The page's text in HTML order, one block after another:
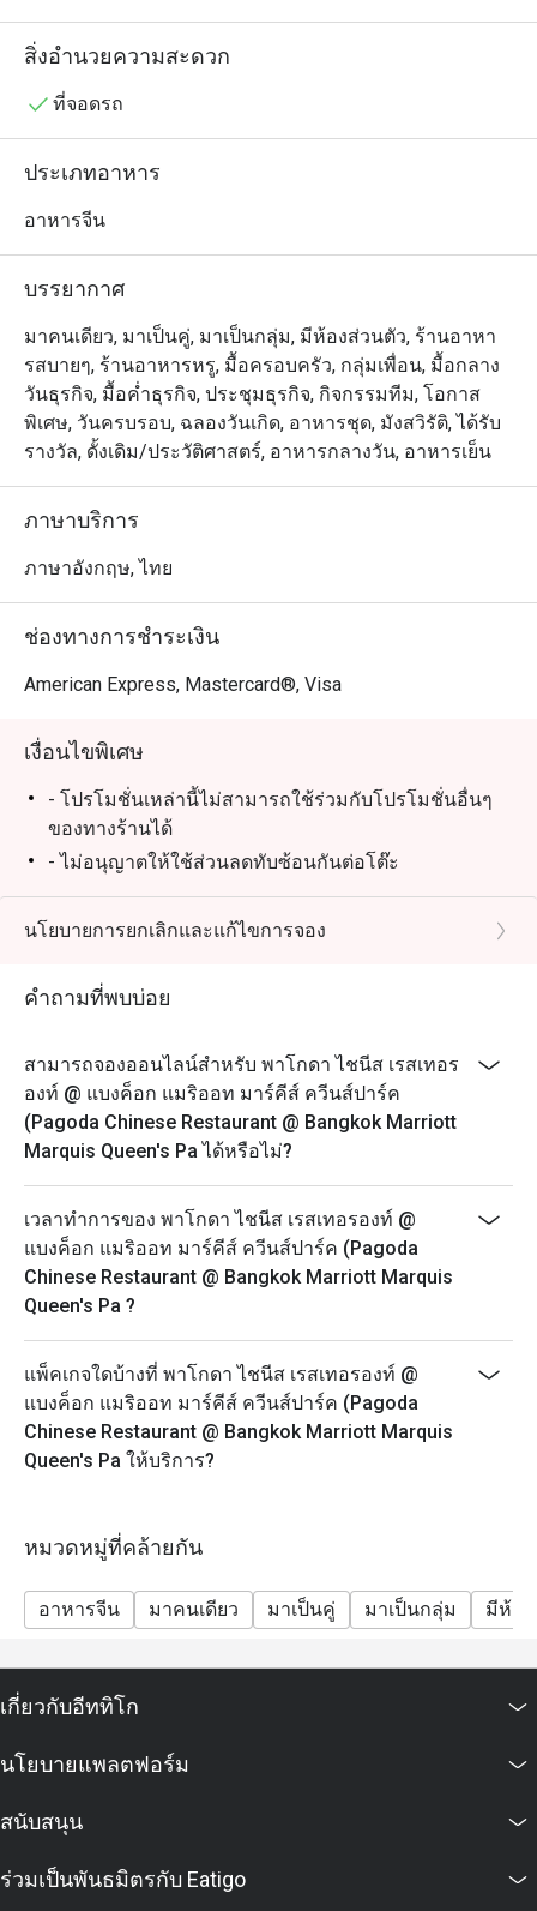
ตัวร้านเป็นห้องโถงโอ่อ่าสวยงามตกแต่งในสไตล์จีนร่วมสมัย
ประกอบด้วยโต๊ะกลมทั้งขนาดเล็กและใหญ่ อีกทั้งยังมีห้อง
หวัง เมนูของที่นี่ดูแลโดยทีมเชฟมากประสบการณ์ชาวจีน
จนถึงเป็ดปักกิ่งและอีกสารพัดจานซิกเนเจอร์สไตล์กวางตุ้ง
ขอทาน ซึ่งเป็นไก่ทั้งตัวหมักเครื่องเทศยัดไส้ในหมั่นโถวและ
สิ่งอำนวยความสะดวก
ที่จอดรถ
ประเภทอาหาร
อาหารจีน
บรรยากาศ
มาคนเดียว, มาเป็นคู่, มาเป็นกลุ่ม, มีห้องส่วนตัว, ร้านอาหา
รสบายๆ, ร้านอาหารหรู, มื้อครอบครัว, กลุ่มเพื่อน, มื้อกลาง
วันธุรกิจ, มื้อค่ำธุรกิจ, ประชุมธุรกิจ, กิจกรรมทีม, โอกาส
พิเศษ, วันครบรอบ, ฉลองวันเกิด, อาหารชุด, มังสวิรัติ, ได้รับ
รางวัล, ดั้งเดิม/ประวัติศาสตร์, อาหารกลางวัน, อาหารเย็น
ภาษาบริการ
ภาษาอังกฤษ, ไทย
ช่องทางการชำระเงิน
American Express, Mastercard®, Visa
เงื่อนไขพิเศษ
- โปรโมชั่นเหล่านี้ไม่สามารถใช้ร่วมกับโปรโมชั่นอื่นๆ
ของทางร้านได้
- ไม่อนุญาตให้ใช้ส่วนลดทับซ้อนกันต่อโต๊ะ
- โปรดมาถึงตรงเวลาเพื่อรับส่วนลดและที่นั่ง การจองของ
คุณจะถือว่าไม่สามารถใช้ได้หากคุณมาถึงก่อนเวลาหรือ
วันจันทร์ – อาทิตย์
17:30 – 21:30 น. – อาหารค่ำ* (รับออเดอร์สุดท้าย 21.30
น.)
นโยบายการยกเลิกและแก้ไขการจอง
คำถามที่พบบ่อย
สามารถจองออนไลน์สำหรับ พาโกดา ไชนีส เรสเทอร
องท์ @ แบงค็อก แมริออท มาร์คีส์ ควีนส์ปาร์ค
(Pagoda Chinese Restaurant @ Bangkok Marriott
Marquis Queen's Pa ได้หรือไม่?
เวลาทำการของ พาโกดา ไชนีส เรสเทอรองท์ @
แบงค็อก แมริออท มาร์คีส์ ควีนส์ปาร์ค (Pagoda
Chinese Restaurant @ Bangkok Marriott Marquis
Queen's Pa ?
แพ็คเกจใดบ้างที่ พาโกดา ไชนีส เรสเทอรองท์ @
แบงค็อก แมริออท มาร์คีส์ ควีนส์ปาร์ค (Pagoda
Chinese Restaurant @ Bangkok Marriott Marquis
Queen's Pa ให้บริการ?
หมวดหมู่ที่คล้ายกัน
อาหารจีน มาคนเดียว มาเป็นคู่ มาเป็นกลุ่ม มีห้อ
เกี่ยวกับอีททิโก
นโยบายแพลตฟอร์ม
สนับสนุน
ร่วมเป็นพันธมิตรกับ Eatigo